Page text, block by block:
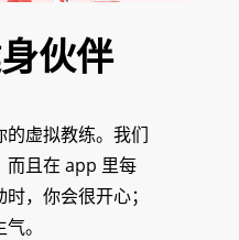
伙伴
虚拟教练。我们
而且在 app 里每
，你会很开心；
。